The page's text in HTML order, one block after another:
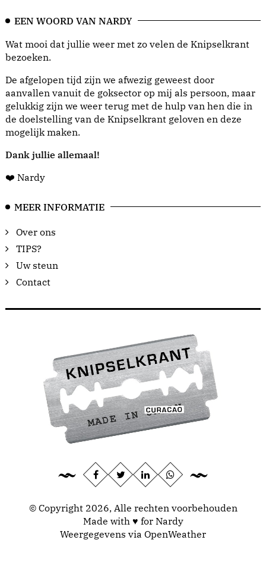
EEN WOORD VAN NARDY
Wat mooi dat jullie weer met zo velen de Knipselkrant
bezoeken.
De afgelopen tijd zijn we afwezig geweest door
aanvallen vanuit de goksector op mij als persoon, maar
gelukkig zijn we weer terug met de hulp van hen die in
de doelstelling van de Knipselkrant geloven en deze
mogelijk maken.
Dank jullie allemaal!
❤️ Nardy
MEER INFORMATIE
Over ons
TIPS?
Uw steun
Contact
© Copyright 2026, Alle rechten voorbehouden
Made with ♥ for Nardy
Weergegevens via OpenWeather